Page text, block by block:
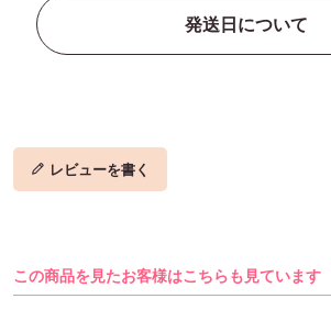
発送日について
レビューを書く
この商品を見たお客様はこちらも見ています